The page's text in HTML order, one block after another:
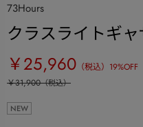
73Hours
クラスライトギ
￥25,960 （税込） 19%OFF
￥31,900（税込）
NEW